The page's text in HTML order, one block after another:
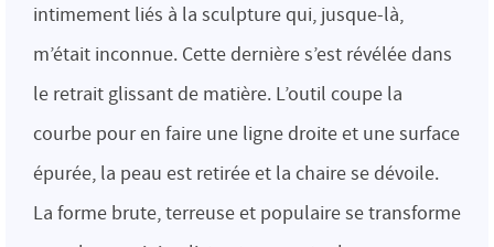
intimement liés à la sculpture qui, jusque-là,
m’était inconnue. Cette dernière s’est révélée dans
le retrait glissant de matière. L’outil coupe la
courbe pour en faire une ligne droite et une surface
épurée, la peau est retirée et la chaire se dévoile.
La forme brute, terreuse et populaire se transforme